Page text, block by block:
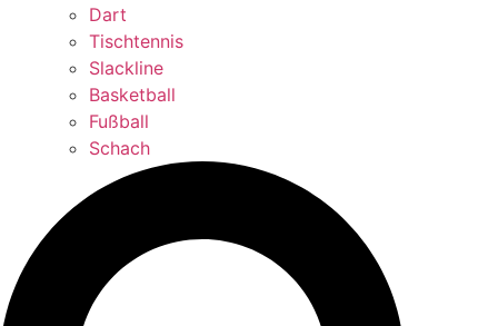
Dart
Tischtennis
Slackline
Basketball
Fußball
Schach